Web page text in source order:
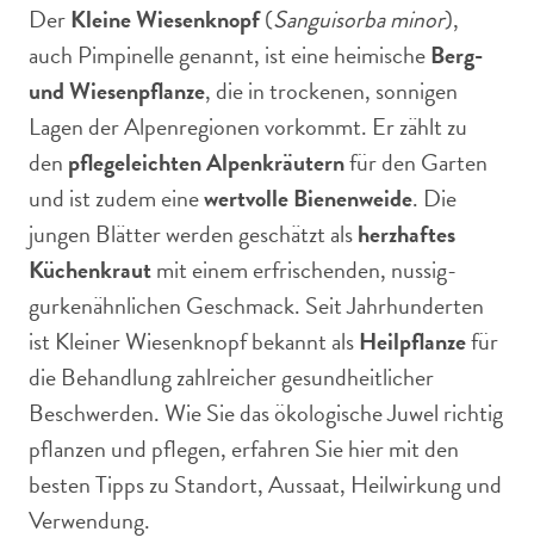
DerKleine Wiesenknopf(Sanguisorba minor),
auch Pimpinelle genannt, ist eine heimischeBerg-
und Wiesenpflanze, die in trockenen, sonnigen
Lagen der Alpenregionen vorkommt. Er zählt zu
den pflegeleichten Alpenkräuternfür den Garten
und ist zudem einewertvolle Bienenweide. Die
jungen Blätter werden geschätzt alsherzhaftes
Küchenkrautmit einem erfrischenden, nussig-
gurkenähnlichen Geschmack. Seit Jahrhunderten
ist Kleiner Wiesenknopf bekannt alsHeilpflanzefür
die Behandlung zahlreicher gesundheitlicher
Beschwerden. Wie Sie das ökologische Juwel richtig
pflanzen und pflegen, erfahren Sie hier mit den
besten Tipps zu Standort, Aussaat, Heilwirkung und
Verwendung.